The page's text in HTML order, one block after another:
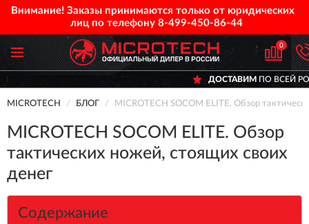
Внимание! Заказы принимаются только от юридических
лиц по телефону 8-499-450-86-44
0
ПО ВСЕЙ РОССИИ
MICROTECH БЛОГ MICROTECH SOCOM ELITE. Обзор
MICROTECH SOCOM ELITE. Обзор
тактических ножей, стоящих своих
денег
Содержание